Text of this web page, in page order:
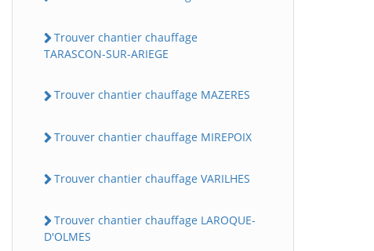
Trouver chantier chauffage
TARASCON-SUR-ARIEGE
Trouver chantier chauffage MAZERES
Trouver chantier chauffage MIREPOIX
Trouver chantier chauffage VARILHES
Trouver chantier chauffage LAROQUE-
D'OLMES